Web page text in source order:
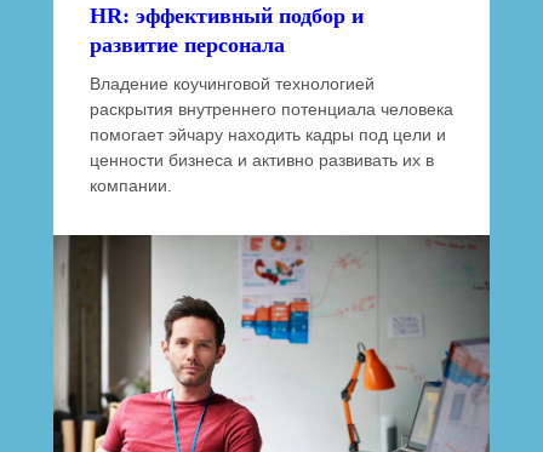
HR: эффективный подбор и
развитие персонала
Владение коучинговой технологией
раскрытия внутреннего потенциала человека
помогает эйчару находить кадры под цели и
ценности бизнеса и активно развивать их в
компании.